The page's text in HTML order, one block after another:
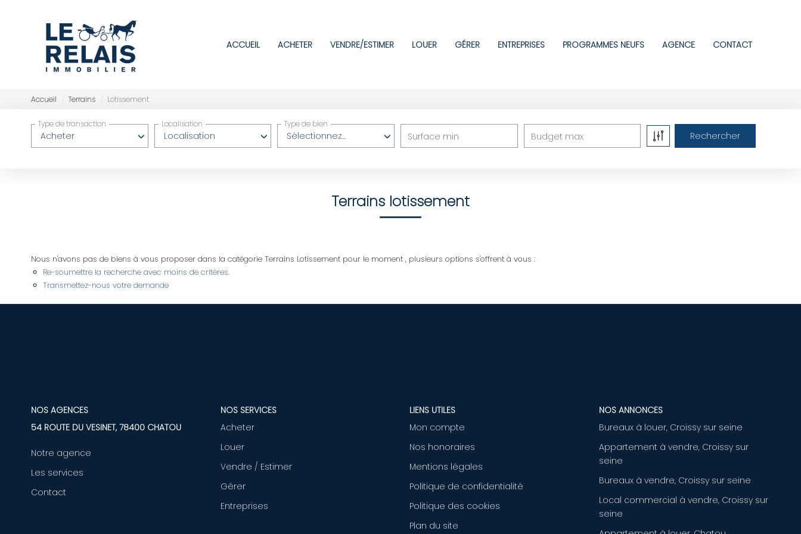
ACCUEIL ACHETER VENDRE/ESTIMER LOUER GÉRER ENTREPRISES PROGRAMMES NEUFS AGENCE CONTACT
Accueil Terrains Lotissement
Acheter
Type de transaction
Localisation
Localisation
Sélectionnez...
Type de bien
Surface min Budget max
Terrains lotissement
Nous n'avons pas de biens à vous proposer dans la catégorie Terrains Lotissement pour le moment , plusieurs options s'offrent à vous :
Re-soumettre la recherche avec moins de critères.
Transmettez-nous votre demande
NOS AGENCES
54 ROUTE DU VESINET, 78400 CHATOU
Notre agence
Les services
Contact
NOS SERVICES
Acheter
Louer
Vendre / Estimer
Gérer
Entreprises
LIENS UTILES
Mon compte
Nos honoraires
Mentions légales
Politique de confidentialité
Politique des cookies
Plan du site
NOS ANNONCES
Bureaux à louer, Croissy sur seine
Appartement à vendre, Croissy sur
seine
Bureaux à vendre, Croissy sur seine
Local commercial à vendre, Croissy sur
seine